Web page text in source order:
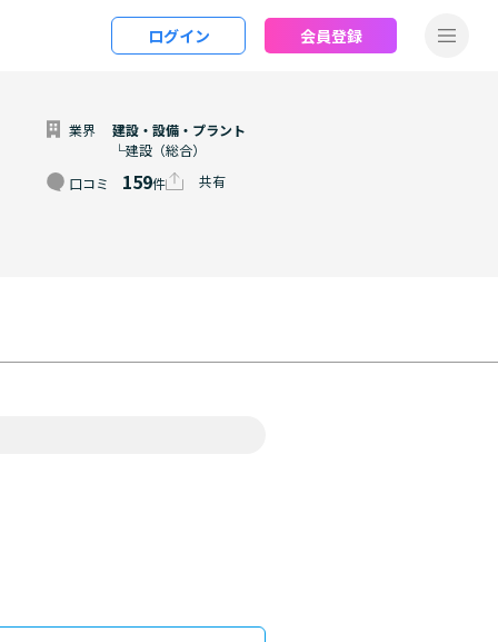
ログイン 会員登録
業界
建設・設備・プラント
└建設（総合）
口コミ 159件 共有